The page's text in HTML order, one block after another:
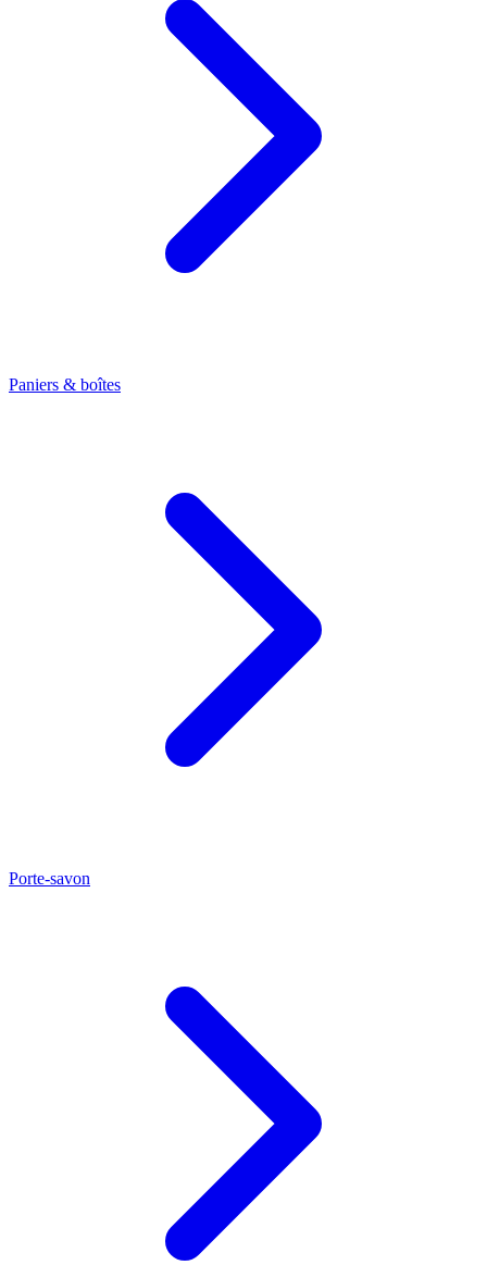
Paniers & boîtes
Porte-savon